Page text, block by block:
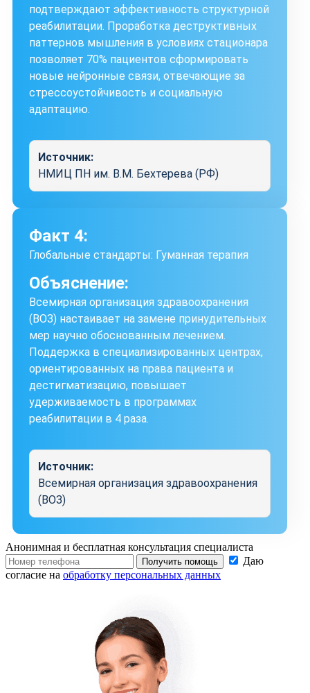
подтверждают эффективность структурной
реабилитации. Проработка деструктивных
паттернов мышления в условиях стационара
позволяет 70% пациентов сформировать
новые нейронные связи, отвечающие за
стрессоустойчивость и социальную
адаптацию.
Источник:
НМИЦ ПН им. В.М. Бехтерева (РФ)
Факт 4:
Глобальные стандарты: Гуманная терапия
Объяснение:
Всемирная организация здравоохранения
(ВОЗ) настаивает на замене принудительных
мер научно обоснованным лечением.
Поддержка в специализированных центрах,
ориентированных на права пациента и
дестигматизацию, повышает
удерживаемость в программах
реабилитации в 4 раза.
Источник:
Всемирная организация здравоохранения
(ВОЗ)
Анонимная и бесплатная консультация специалиста
Получить помощь
Даю
согласие на обработку персональных данных